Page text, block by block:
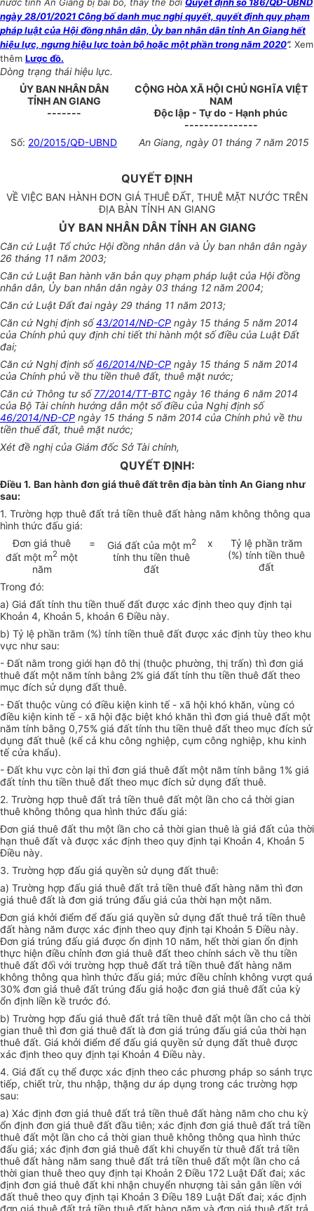
ngày 28/01/2021 Công bố danh mục nghị quyết, quyết định quy phạm
pháp luật của Hội đồng nhân dân, Ủy ban nhân dân tỉnh An Giang hết
hiệu lực, ngưng hiệu lực toàn bộ hoặc một phần trong năm 2020”. Xem
thêm Lược đồ.
Dòng trạng thái hiệu lực.
ỦY BAN NHÂN DÂN
TỈNH AN GIANG
-------
CỘNG HÒA XÃ HỘI CHỦ NGHĨA VIỆT
NAM
Độc lập - Tự do - Hạnh phúc
---------------
Số: 20/2015/QĐ-UBND An Giang, ngày 01 tháng 7năm 2015
QUYẾT ĐỊNH
VỀ VIỆC BAN HÀNH ĐƠN GIÁ THUÊ ĐẤT, THUÊ MẶT NƯỚC TRÊN
ĐỊA BÀN TỈNH AN GIANG
ỦY BAN NHÂN DÂN TỈNH AN GIANG
Căn cứ Luật Tổ chức Hội đồng nhân dân và Ủy ban nhân dân ngày
26 tháng 11 năm 2003;
Căn cứ Luật Ban hành văn bản quy phạm pháp luật của Hội đồng
nhân dân, Ủy ban nhân dân ngày 03 tháng 12 năm 2004;
Căn cứ Luật Đất đai ngày 29 tháng 11 năm 2013;
Căn cứ Nghị định số43/2014/NĐ-CP ngày 15 tháng 5 năm 2014
của Chính phủ quy định chi tiết thi hành một số điều của Luật Đất
đai;
Căn cứ Nghị định số46/2014/NĐ-CP ngày 15 tháng 5 năm 2014
của Chính phủ về thu tiền thuê đất, thuê mặt nước;
Căn cứ Thông tư số77/2014/TT-BTC ngày 16 tháng 6 năm 2014
của Bộ Tài chính hướng dẫn một số điều của Nghị định số
46/2014/NĐ-CP ngày 15 tháng 5 năm 2014 của Chính phủ về thu
tiền thuế đất, thuê mặt nước;
Xét đề nghị của Giám đốc Sở Tài chính,
QUYẾT ĐỊNH:
Điều 1. Ban hành đơn giá thuê đất trên địa bàn tỉnh An Giang như
sau:
1. Trường hợp thuê đất trả tiền thuê đất hàng năm không thông qua
hình thức đấu giá:
Đơn giá thuê
đất một m2 một
năm
= Giá đất của một m2
tính thu tiền thuê
đất
x
Tỷ lệ phần trăm
(%) tính tiền thuê
đất
Trong đó:
a) Giá đất tính thu tiền thuế đất được xác định theo quy định tại
Khoản 4, Khoản 5, khoản 6 Điều này.
b) Tỷ lệ phần trăm (%) tính tiền thuê đất được xác định tùy theo khu
vực như sau:
- Đất nằm trong giới hạn đô thị (thuộc phường, thị trấn) thì đơn giá
thuê đất một năm tính bằng 2% giá đất tính thu tiền thuê đất theo
mục đích sử dụng đất thuê.
- Đất thuộc vùng có điều kiện kinh tế - xã hội khó khăn, vùng có
điều kiện kinh tế - xã hội đặc biệt khó khăn thì đơn giá thuê đất một
năm tính bằng 0,75% giá đất tính thu tiền thuê đất theo mục đích sử
dụng đất thuê (kể cả khu công nghiệp, cụm công nghiệp, khu kinh
tế cửa khẩu).
- Đất khu vực còn lại thì đơn giá thuê đất một năm tính bằng 1% giá
đất tính thu tiền thuê đất theo mục đích sử dụng đất thuê.
2. Trường hợp thuê đất trả tiền thuê đất một lần cho cả thời gian
thuê không thông qua hình thức đấu giá:
Đơn giá thuê đất thu một lần cho cả thời gian thuê là giá đất của thời
hạn thuê đất và được xác định theo quy định tại Khoản 4, Khoản 5
Điều này.
3. Trường hợp đấu giá quyền sử dụng đất thuê:
a) Trường hợp đấu giá thuê đất trả tiền thuê đất hàng năm thì đơn
giá thuê đất là đơn giá trúng đấu giá của thời hạn một năm.
Đơn giá khởi điểm để đấu giá quyền sử dụng đất thuê trả tiền thuê
đất hàng năm được xác định theo quy định tại Khoản 5 Điều này.
Đơn giá trúng đấu giá được ổn định 10 năm, hết thời gian ổn định
thực hiện điều chỉnh đơn giá thuê đất theo chính sách về thu tiền
thuê đất đối với trường hợp thuê đất trả tiền thuê đất hàng năm
không thông qua hình thức đấu giá; mức điều chỉnh không vượt quá
30% đơn giá thuê đất trúng đấu giá hoặc đơn giá thuê đất của kỳ
ổn định liền kề trước đó.
b) Trường hợp đấu giá thuê đất trả tiền thuê đất một lần cho cả thời
gian thuê thì đơn giá thuê đất là đơn giá trúng đấu giá của thời hạn
thuê đất. Giá khởi điểm để đấu giá quyền sử dụng đất thuê được
xác định theo quy định tại Khoản 4 Điều này.
4. Giá đất cụ thể được xác định theo các phương pháp so sánh trực
tiếp, chiết trừ, thu nhập, thặng dư áp dụng trong các trường hợp
sau:
a) Xác định đơn giá thuê đất trả tiền thuê đất hàng năm cho chu kỳ
ổn định đơn giá thuê đất đầu tiên; xác định đơn giá thuê đất trả tiền
thuê đất một lần cho cả thời gian thuê không thông qua hình thức
đấu giá; xác định đơn giá thuê đất khi chuyển từ thuê đất trả tiền
thuê đất hàng năm sang thuê đất trả tiền thuê đất một lần cho cả
thời gian thuê theo quy định tại Khoản 2 Điều 172 Luật Đất đai; xác
định đơn giá thuê đất khi nhận chuyển nhượng tài sản gắn liền với
đất thuê theo quy định tại Khoản 3 Điều 189 Luật Đất đai; xác định
đơn giá thuê đất trả tiền thuê đất hàng năm và đơn giá thuê đất trả